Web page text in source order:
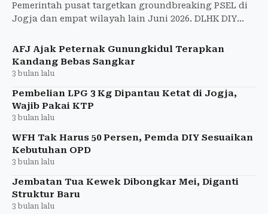
Pemerintah pusat targetkan groundbreaking PSEL di
Jogja dan empat wilayah lain Juni 2026. DLHK DIY
untuk atasi
AFJ Ajak Peternak Gunungkidul Terapkan
Kandang Bebas Sangkar
3 bulan lalu
Pembelian LPG 3 Kg Dipantau Ketat di Jogja,
Wajib Pakai KTP
3 bulan lalu
WFH Tak Harus 50 Persen, Pemda DIY Sesuaikan
Kebutuhan OPD
3 bulan lalu
Jembatan Tua Kewek Dibongkar Mei, Diganti
Struktur Baru
3 bulan lalu